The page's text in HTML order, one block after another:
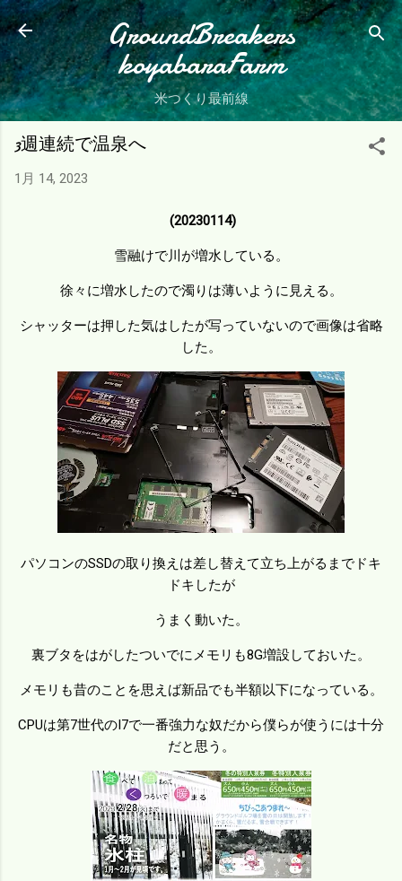
スキップしてメイン コンテンツに移動
GroundBreakers
koyabaraFarm
米つくり最前線
3週連続で温泉へ
1月 14, 2023
(20230114)
雪融けで川が増水している。
徐々に増水したので濁りは薄いように見える。
シャッターは押した気はしたが写っていないので画像は省略
した。
パソコンのSSDの取り換えは差し替えて立ち上がるまでドキ
ドキしたが
うまく動いた。
裏ブタをはがしたついでにメモリも8G増設しておいた。
メモリも昔のことを思えば新品でも半額以下になっている。
CPUは第7世代のI7で一番強力な奴だから僕らが使うには十分
だと思う。